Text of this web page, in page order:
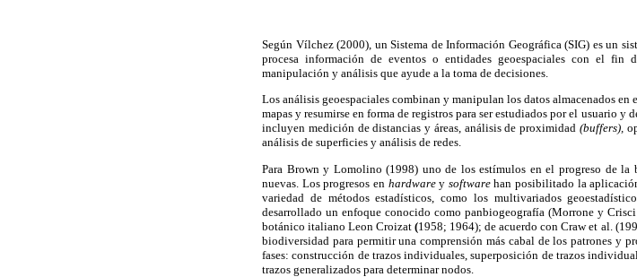
Según Vílchez (2000), un Sistema de Información Geográfica (SIG) es un
procesa información de eventos o entidades geoespaciales con el fin
manipulación y análisis que ayude a la toma de decisiones.
Los análisis geoespaciales combinan y manipulan los datos almacenados
mapas y resumirse en forma de registros para ser estudiados por el usuario
incluyen medición de distancias y áreas, análisis de proximidad (buffers),
análisis de superficies y análisis de redes.
Para Brown y Lomolino (1998) uno de los estímulos en el progreso de
nuevas. Los progresos en hardwarey softwarehan posibilitado la
variedad de métodos estadísticos, como los multivariados
desarrollado un enfoque conocido como panbiogeografía (Morrone y
botánico italiano Leon Croizat(1958; 1964); de acuerdo con Craw et al.
biodiversidad para permitir una comprensión más cabal de los patrones y
fases: construcción de trazos individuales, superposición de trazos
trazos generalizados para determinar nodos.